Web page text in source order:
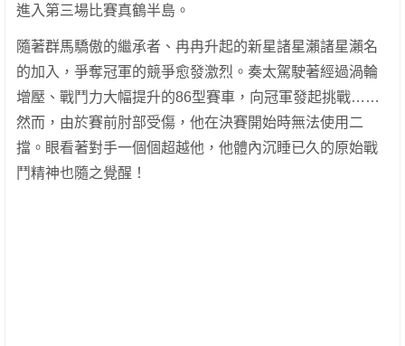
進入第三場比賽真鶴半島。
隨著群馬驕傲的繼承者、冉冉升起的新星諸星瀨諸星瀨名
的加入，爭奪冠軍的競爭愈發激烈。奏太駕駛著經過渦輪
增壓、戰鬥力大幅提升的86型賽車，向冠軍發起挑戰……
然而，由於賽前肘部受傷，他在決賽開始時無法使用二
擋。眼看著對手一個個超越他，他體內沉睡已久的原始戰
鬥精神也隨之覺醒！